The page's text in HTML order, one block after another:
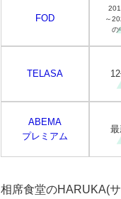
FOD
～
の
TELASA
ABEMA
プレミアム
相席食堂のHARUKA(